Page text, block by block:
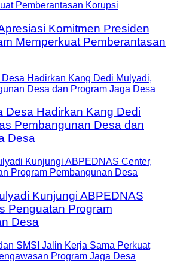
Komitmen Presiden
Memperkuat Pemberantasan
Desa Hadirkan Kang Dedi
Pembangunan Desa dan
Desa
Kunjungi ABPEDNAS
Penguatan Program
Desa